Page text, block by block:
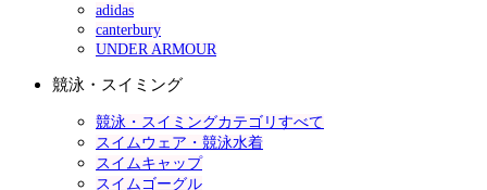
adidas
canterbury
UNDER ARMOUR
競泳・スイミング
競泳・スイミングカテゴリすべて
スイムウェア・競泳水着
スイムキャップ
スイムゴーグル